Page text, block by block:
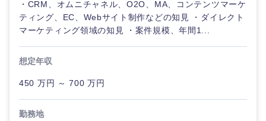
・CRM、オムニチャネル、O2O、MA、コンテンツマーケ
ティング、EC、Webサイト制作などの知見 ・ダイレクト
マーケティング領域の知見 ・案件規模、年間1...
想定年収
450 万円 ～ 700 万円
勤務地